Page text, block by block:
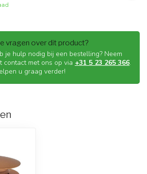
vragen over dit product?
je hulp nodig bij een bestelling? Neem
contact met ons op via +31 5 23 265 366.
u graag verder!